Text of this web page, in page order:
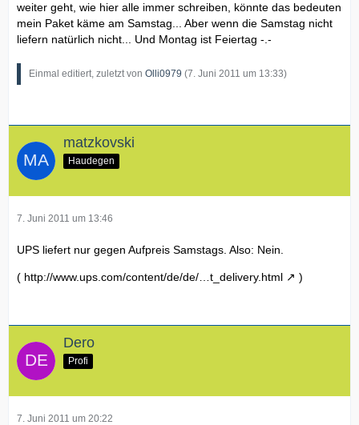
weiter geht, wie hier alle immer schreiben, könnte das bedeuten
mein Paket käme am Samstag... Aber wenn die Samstag nicht
liefern natürlich nicht... Und Montag ist Feiertag -.-
Einmal editiert, zuletzt von Olli0979 (7. Juni 2011 um 13:33)
matzkovski
Haudegen
7. Juni 2011 um 13:46
UPS liefert nur gegen Aufpreis Samstags. Also: Nein.
( http://www.ups.com/content/de/de/…t_delivery.html )
Dero
Profi
7. Juni 2011 um 20:22